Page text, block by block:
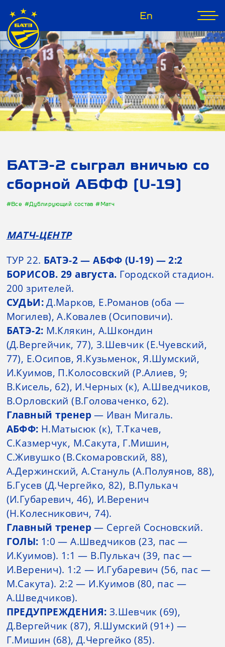
En
БАТЭ-2 сыграл вничью со
сборной АБФФ (U-19)
#Все #Дублирующий состав#Матч
МАТЧ-ЦЕНТР
ТУР 22. БАТЭ-2 — АБФФ (U-19) — 2:2
БОРИСОВ. 29 августа. Городской стадион.
200 зрителей.
СУДЬИ:Д.Марков, Е.Романов (оба —
Могилев), А.Ковалев (Осиповичи).
БАТЭ-2: М.Клякин, А.Шкондин
(Д.Вергейчик, 77), З.Шевчик (Е.Чуевский,
77), Е.Осипов, Я.Кузьменок, Я.Шумский,
И.Куимов, П.Колосовский (Р.Алиев, 9;
В.Кисель, 62), И.Черных (к), А.Шведчиков,
В.Орловский (В.Головаченко, 62).
Главный тренер— Иван Мигаль.
АБФФ: Н.Матысюк (к), Т.Ткачев,
С.Казмерчук, М.Сакута, Г.Мишин,
С.Живушко (В.Скомаровский, 88),
А.Держинский, А.Стануль (А.Полуянов, 88),
Б.Гусев (Д.Чергейко, 82), В.Пулькач
(И.Губаревич, 46), И.Веренич
(Н.Колесникович, 74).
Главный тренер— Сергей Сосновский.
ГОЛЫ: 1:0 — А.Шведчиков (23, пас —
И.Куимов). 1:1 — В.Пулькач (39, пас —
И.Веренич). 1:2 — И.Губаревич (56, пас —
М.Сакута). 2:2 — И.Куимов (80, пас —
А.Шведчиков).
ПРЕДУПРЕЖДЕНИЯ: З.Шевчик (69),
Д.Вергейчик (87), Я.Шумский (91+) —
Г.Мишин (68), Д.Чергейко (85).